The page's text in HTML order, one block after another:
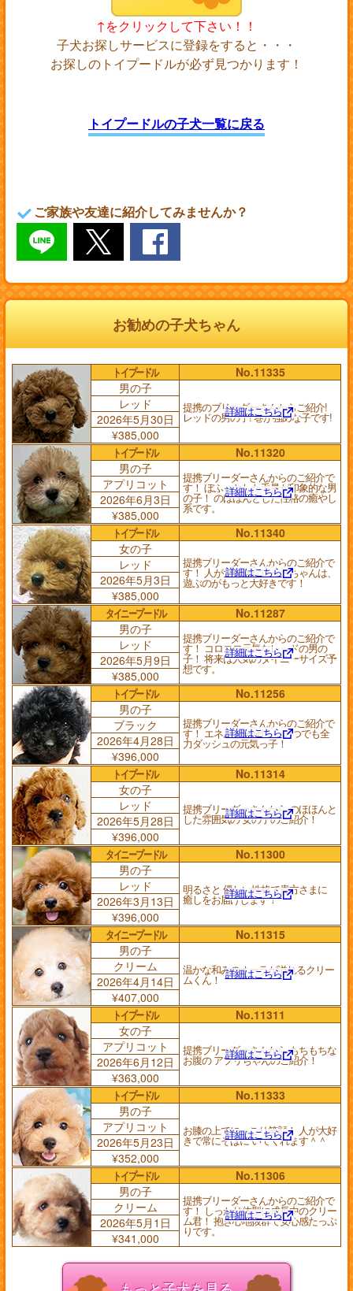
↑をクリックして下さい！！
子犬お探しサービスに登録をすると・・・
お探しのトイプードルが必ず見つかります！
トイプードルの子犬一覧に戻る
ご家族や友達に紹介してみませんか？
お勧めの子犬ちゃん
トイプードル
No.11335
男の子
提携のブリーダーさんからご紹介!
レッドの男の子! 巻が強めな子です!
詳細はこちら
レッド
2026年5月30日
¥385,000
トイプードル
No.11320
男の子
提携ブリーダーさんからのご紹介で
す！ ぼふっとした毛量が印象的な男
の子！ のほほんとした性格の癒やし
系です。
詳細はこちら
アプリコット
2026年6月3日
¥385,000
トイプードル
No.11340
女の子
提携ブリーダーさんからのご紹介で
す！ 人が大好きなレッドちゃんは、
遊ぶのがもっと大好きです！
詳細はこちら
レッド
2026年5月3日
¥385,000
タイニープードル
No.11287
男の子
提携ブリーダーさんからのご紹介で
す！ コロコロ元気なレッドの男の
子！ 将来は人気のタイニーサイズ予
想です。
詳細はこちら
レッド
2026年5月9日
¥385,000
トイプードル
No.11256
男の子
提携ブリーダーさんからのご紹介で
す！ エネルギー全快！ いつでも全
力ダッシュの元気っ子！
詳細はこちら
ブラック
2026年4月28日
¥396,000
トイプードル
No.11314
女の子
提携ブリーダーさんから のほほんと
した雰囲気の 女の子のご紹介！
詳細はこちら
レッド
2026年5月28日
¥396,000
タイニープードル
No.11300
男の子
明るさと 優しい性格で貴方さまに
癒しをお届けします！
詳細はこちら
レッド
2026年3月13日
¥396,000
タイニープードル
No.11315
男の子
温かな和みのオーラが溢れるクリー
ムくん！ 詳細はこちら
クリーム
2026年4月14日
¥407,000
トイプードル
No.11311
女の子
提携ブリーダーさんから もちもちな
お腹の アプリちゃんのご紹介！
詳細はこちら
アプリコット
2026年6月12日
¥363,000
トイプードル
No.11333
男の子
お膝の上でにっこり笑顔！ 人が大好
きで常にそばに いてくれます＾＾
詳細はこちら
アプリコット
2026年5月23日
¥352,000
トイプードル
No.11306
男の子
提携ブリーダーさんからのご紹介で
す！ しっかり体型に成長中のクリー
ム君！ 抱き心地抜群で安心感たっぷ
りです。
詳細はこちら
クリーム
2026年5月1日
¥341,000